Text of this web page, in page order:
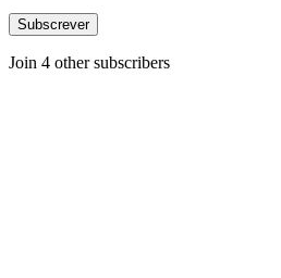
Subscrever
Join 4 other subscribers